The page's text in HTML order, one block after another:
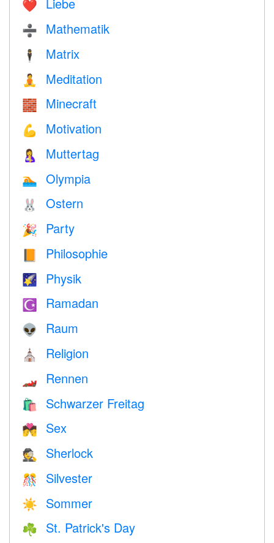
❤️️
➗ Mathematik
🕴️ Matrix
🧘 Meditation
🧱 Minecraft
💪 Motivation
🤱 Muttertag
🏊 Olympia
🐰 Ostern
🎉 Party
📙 Philosophie
🌠 Physik
☪️ Ramadan
👽 Raum
⛪️ Religion
🏎 Rennen
🛍 Schwarzer Freitag
💏 Sex
🕵️ Sherlock
🎊 Silvester
☀️ Sommer
☘️ St. Patrick's Day